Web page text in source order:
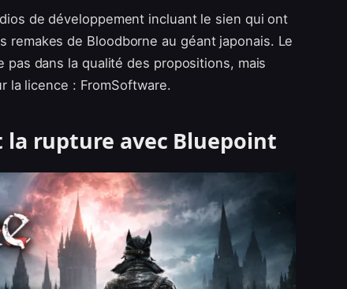
de développement incluant le sien qui ont
de Bloodborne au géant japonais. Le
dans la qualité des propositions, mais
la licence : FromSoftware.
la rupture avec Bluepoint